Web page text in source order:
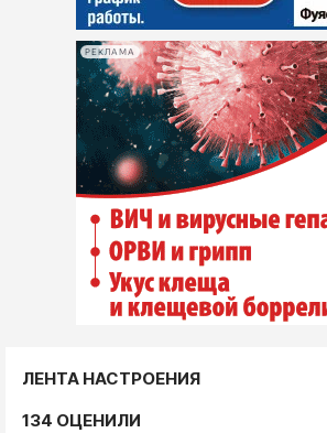
РЕКЛАМА
ЛЕНТА НАСТРОЕНИЯ
134 ОЦЕНИЛИ